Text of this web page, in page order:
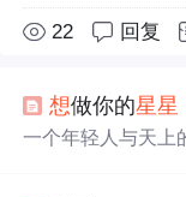
22 回复
想做你的星星
一个年轻人与天上